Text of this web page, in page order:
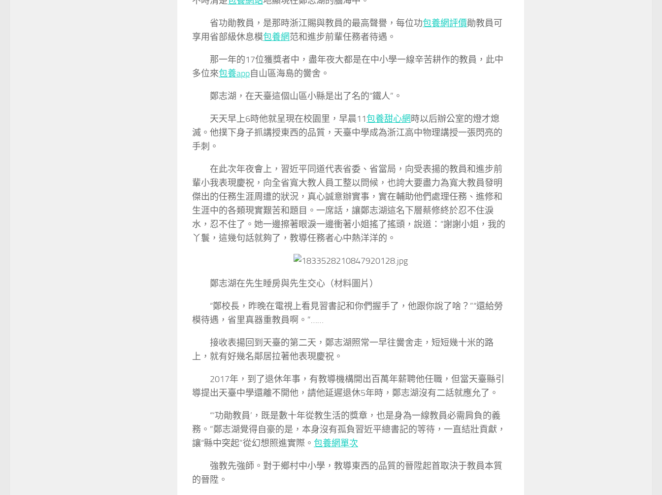
省功勛教員，是那時浙江賜與教員的最高聲譽，每位功包養網評價勛教員可
享用省部級休息模包養網范和進步前輩任務者待遇。
那一年的17位獲獎者中，盡年夜大都是在中小學一線辛苦耕作的教員，此中
多位來包養app自山區海島的黌舍。
鄭志湖，在天臺這個山區小縣是出了名的“鐵人”。
天天早上6時他就呈現在校園里，早晨11包養甜心網時以后辦公室的燈才熄
滅。他撲下身子抓講授東西的品質，天臺中學成為浙江高中物理講授一張閃亮的
手刺。
在此次年夜會上，習近平同道代表省委、省當局，向受表揚的教員和進步前
輩小我表現慶祝，向全省寬大教人員工整以問候，也誇大要盡力為寬大教員發明
傑出的任務生涯周遭的狀況，真心誠意辦實事，實在輔助他們處理任務、進修和
生涯中的各類現實艱苦和題目。一席話，讓鄭志湖這名下層蔡修終於忍不住淚
水，忍不住了。她一邊擦著眼淚一邊衝著小姐搖了搖頭，說道：“謝謝小姐，我的
丫鬟，這幾句話就夠了，教導任務者心中熱洋洋的。
鄭志湖在先生睡房與先生交心（材料圖片）
“鄭校長，昨晚在電視上看見習書記和你們握手了，他跟你說了啥？”“還給勞
模待遇，省里真器重教員啊。”……
接收表揚回到天臺的第二天，鄭志湖照常一早往黌舍走，短短幾十米的路
上，就有好幾名鄰居拉著他表現慶祝。
2017年，到了退休年事，有教導機構開出百萬年薪聘他任職，但當天臺縣引
導提出天臺中學還離不開他，請他延遲退休5年時，鄭志湖沒有二話就應允了。
“‘功勛教員’，既是數十年從教生活的獎章，也是身為一線教員必需肩負的義
務。”鄭志湖覺得自豪的是，本身沒有孤負習近平總書記的等待，一直結壯貢獻，
讓“縣中突起”從幻想照進實際。 包養網單次
強教先強師。對于鄉村中小學，教導東西的品質的晉陞起首取決于教員本質
的晉陞。